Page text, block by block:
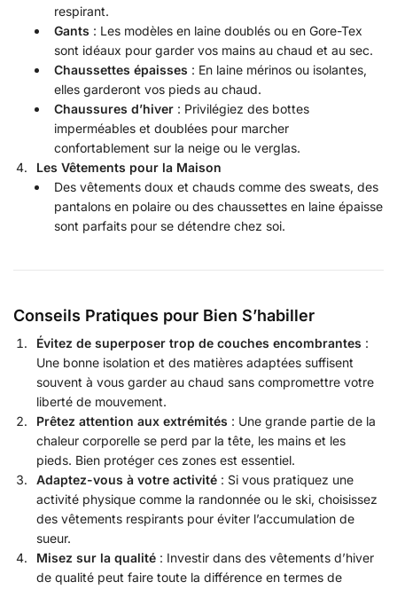
respirant.
Gants : Les modèles en laine doublés ou en Gore-Tex
sont idéaux pour garder vos mains au chaud et au sec.
Chaussettes épaisses : En laine mérinos ou isolantes,
elles garderont vos pieds au chaud.
Chaussures d’hiver : Privilégiez des bottes
imperméables et doublées pour marcher
confortablement sur la neige ou le verglas.
Les Vêtements pour la Maison
Des vêtements doux et chauds comme des sweats, des
pantalons en polaire ou des chaussettes en laine épaisse
sont parfaits pour se détendre chez soi.
Conseils Pratiques pour Bien S’habiller
Évitez de superposer trop de couches encombrantes :
Une bonne isolation et des matières adaptées suffisent
souvent à vous garder au chaud sans compromettre votre
liberté de mouvement.
Prêtez attention aux extrémités : Une grande partie de la
chaleur corporelle se perd par la tête, les mains et les
pieds. Bien protéger ces zones est essentiel.
Adaptez-vous à votre activité : Si vous pratiquez une
activité physique comme la randonnée ou le ski, choisissez
des vêtements respirants pour éviter l’accumulation de
sueur.
Misez sur la qualité : Investir dans des vêtements d’hiver
de qualité peut faire toute la différence en termes de